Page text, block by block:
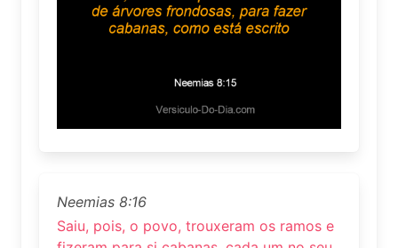
Neemias 8:16
Saiu, pois, o povo, trouxeram os ramos e